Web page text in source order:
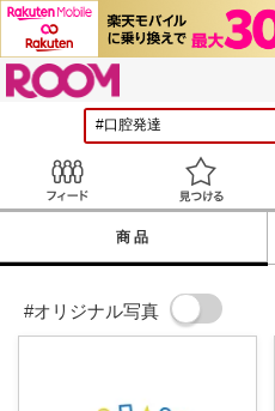
商品
#オリジナル写真